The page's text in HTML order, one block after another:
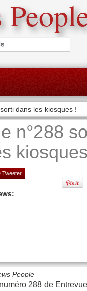
n°288
Tweeter
People
288 de